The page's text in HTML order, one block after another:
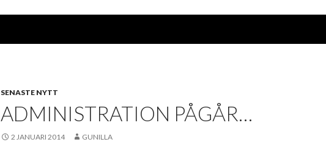
SENASTE NYTT
ADMINISTRATION PÅGÅR…
2 JANUARI 2014 GUNILLA